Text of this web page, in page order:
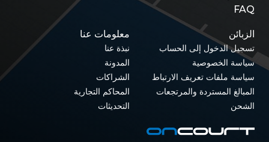
FAQ
الزبائن
تسجيل الدخول إلى الحساب
سياسة الخصوصية
سياسة ملفات تعريف الارتباط
المبالغ المستردة والمرتجعات
الشحن
معلومات عنا
نبذة عنا
المدونة
الشراكات
المحاكم التجارية
التحديثات